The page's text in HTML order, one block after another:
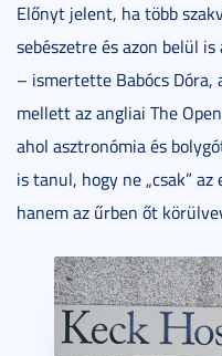
Előnyt jelent, ha több
sebészetre és azon belül
– ismertette Babócs Dóra,
mellett az angliai The
ahol asztronómia és
is tanul, hogy ne „csak”
hanem az űrben őt